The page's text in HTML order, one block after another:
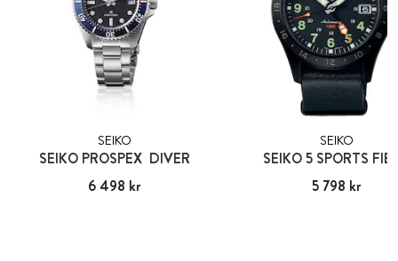
SEIKO
SEIKO PROSPEX DIVER
Pris:6 498 kr
6 498 kr
SEIKO
SEIKO 5 SPORTS
Pris :5 798 kr
5 798 kr